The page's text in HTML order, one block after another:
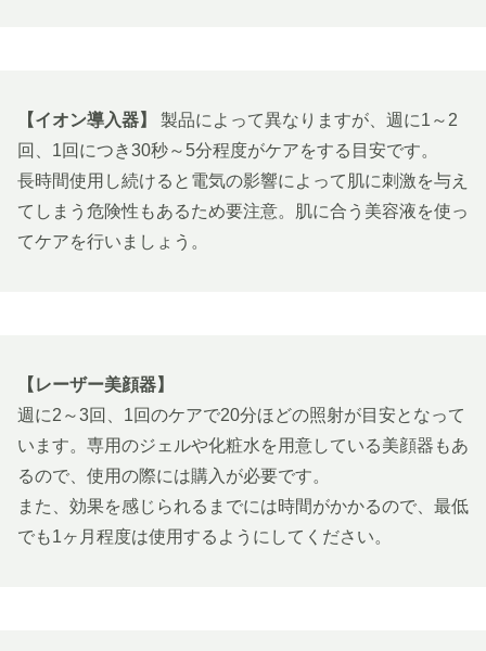
【イオン導入器】 製品によって異なりますが、週に1～2
回、1回につき30秒～5分程度がケアをする目安です。
長時間使用し続けると電気の影響によって肌に刺激を与え
てしまう危険性もあるため要注意。肌に合う美容液を使っ
てケアを行いましょう。
【レーザー美顔器】
週に2～3回、1回のケアで20分ほどの照射が目安となって
います。専用のジェルや化粧水を用意している美顔器もあ
るので、使用の際には購入が必要です。
また、効果を感じられるまでには時間がかかるので、最低
でも1ヶ月程度は使用するようにしてください。